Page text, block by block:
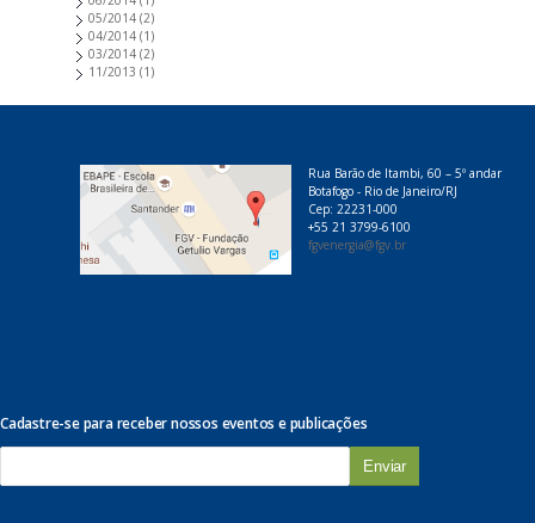
05/2014 (2)
04/2014 (1)
03/2014 (2)
11/2013 (1)
Rua Barão de Itambi, 60 – 5º andar
Botafogo - Rio de Janeiro/RJ
Cep: 22231-000
+55 21 3799-6100
fgvenergia@fgv.br
Cadastre-se para receber nossos eventos e publicações
m